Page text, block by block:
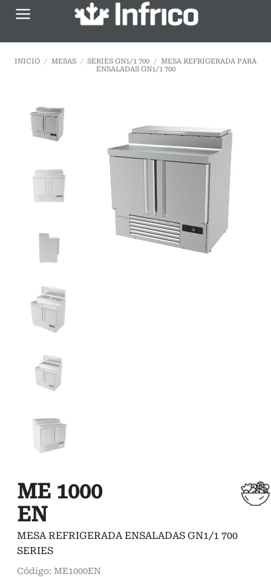
Saltar
INICIO / MESAS / SERIES GN1/1 700 / MESA REFRIGERADA PARA
ENSALADAS GN1/1 700
ME 1000
EN
MESA REFRIGERADA ENSALADAS GN1/1 700
SERIES
Código: ME1000EN